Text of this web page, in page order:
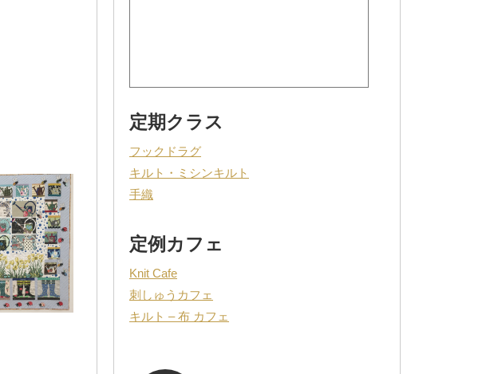
定期クラス
フックドラグ
キルト・ミシンキルト
手織
定例カフェ
Knit Cafe
刺しゅうカフェ
キルト – 布 カフェ